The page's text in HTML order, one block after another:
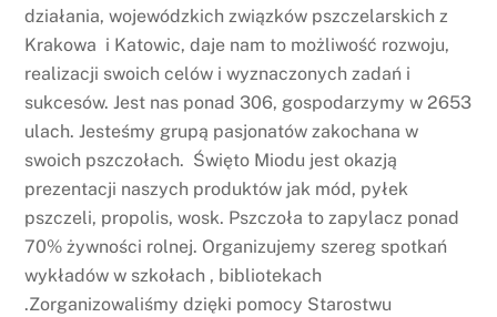
działania, wojewódzkich związków pszczelarskich z
Krakowa i Katowic, daje nam to możliwość rozwoju,
realizacji swoich celów i wyznaczonych zadań i
sukcesów. Jest nas ponad 306, gospodarzymy w 2653
ulach. Jesteśmy grupą pasjonatów zakochana w
swoich pszczołach. Święto Miodu jest okazją
prezentacji naszych produktów jak mód, pyłek
pszczeli, propolis, wosk. Pszczoła to zapylacz ponad
70% żywności rolnej. Organizujemy szereg spotkań
wykładów w szkołach , bibliotekach
.Zorganizowaliśmy dzięki pomocy Starostwu